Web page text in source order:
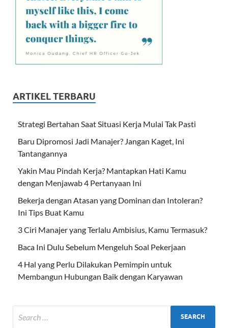
ARTIKEL TERBARU
Strategi Bertahan Saat Situasi Kerja Mulai Tak Pasti
Baru Dipromosi Jadi Manajer? Jangan Kaget, Ini
Tantangannya
Yakin Mau Pindah Kerja? Mantapkan Hati Kamu
dengan Menjawab 4 Pertanyaan Ini
Bekerja dengan Atasan yang Dominan dan Intoleran?
Ini Tips Buat Kamu
3 Ciri Manajer yang Terlalu Ambisius, Kamu Termasuk?
Baca Ini Dulu Sebelum Mengeluh Soal Pekerjaan
4 Hal yang Perlu Dilakukan Pemimpin untuk
Membangun Hubungan Baik dengan Karyawan